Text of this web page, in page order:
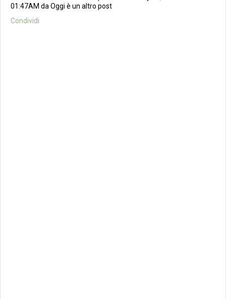
01:47AM da Oggi è un altro post
Condividi